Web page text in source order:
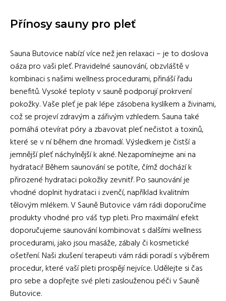
Přínosy sauny pro pleť
Sauna Butovice nabízí více než jen relaxaci – je to doslova
oáza pro vaši pleť. Pravidelné saunování, obzvláště v
kombinaci s našimi wellness procedurami, přináší řadu
benefitů. Vysoké teploty v sauně podporují prokrvení
pokožky. Vaše pleť je pak lépe zásobena kyslíkem a živinami,
což se projeví zdravým a zářivým vzhledem. Sauna také
pomáhá otevírat póry a zbavovat pleť nečistot a toxinů,
které se v ní během dne hromadí. Výsledkem je čistší a
jemnější pleť náchylnější k akné. Nezapomínejme ani na
hydrataci! Během saunování se potíte, čímž dochází k
přirozené hydrataci pokožky zevnitř. Po saunování je
vhodné doplnit hydrataci i zvenčí, například kvalitním
tělovým mlékem. V Sauně Butovice vám rádi doporučíme
produkty vhodné pro váš typ pleti. Pro maximální efekt
doporučujeme saunování kombinovat s dalšími wellness
procedurami, jako jsou masáže, zábaly či kosmetické
ošetření. Naši zkušení terapeuti vám rádi poradí s výběrem
procedur, které vaší pleti prospějí nejvíce. Udělejte si čas
pro sebe a dopřejte své pleti zaslouženou péči v Sauně
Butovice.